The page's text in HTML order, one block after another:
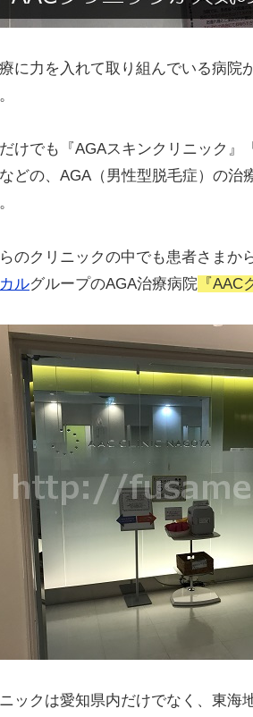
に力を入れて取り組んでいる病院
けでも『AGAスキンクリニック』
どの、AGA（男性型脱毛症）の治
のクリニックの中でも患者さまか
ルグループのAGA治療病院 『AAC
ックは愛知県内だけでなく、東海